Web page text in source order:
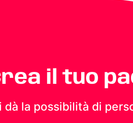
il tuo
la possibilità di